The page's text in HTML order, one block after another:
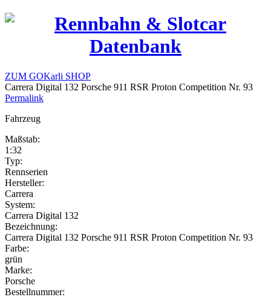
ZUM GOKarli SHOP
Carrera Digital 132 Porsche 911 RSR Proton Competition Nr. 93
Permalink
Fahrzeug
Maßstab:
1:32
Typ:
Rennserien
Hersteller:
Carrera
System:
Carrera Digital 132
Bezeichnung:
Carrera Digital 132 Porsche 911 RSR Proton Competition Nr. 93
Farbe:
grün
Marke:
Porsche
Bestellnummer: